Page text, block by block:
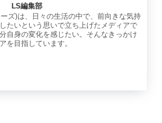
LS編集部
ズ)は、日々の生活の中で、前向きな気持
たいという思いで立ち上げたメディアで
自身の変化を感じたい。そんなきっかけ
を目指しています。